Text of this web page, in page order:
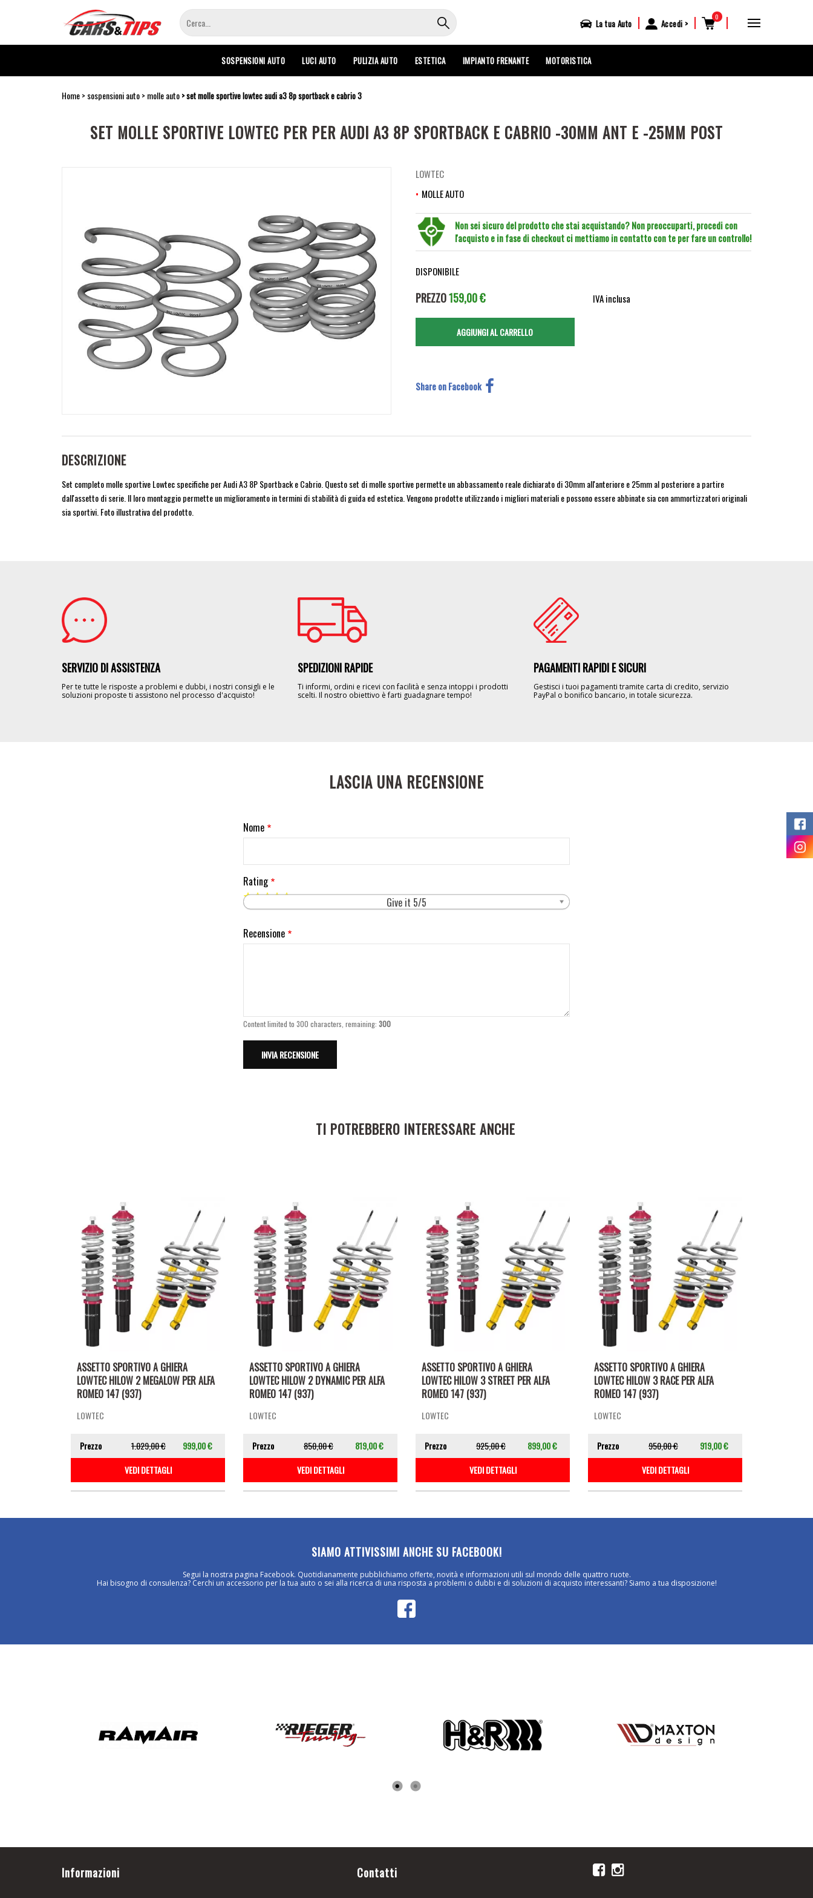
principale
La tua Auto | Accedi | 0 |
SOSPENSIONI AUTO LUCI AUTO PULIZIA AUTO ESTETICA IMPIANTO FRENANTE MOTORISTICA
Home sospensioni auto molle auto set molle sportive lowtec audi a3 8p sportback e cabrio 3
SET MOLLE SPORTIVE LOWTEC PER PER AUDI A3 8P SPORTBACK E CABRIO -30MM ANT E -25MM POST
LOWTEC
MOLLE AUTO
Non sei sicuro del prodotto che stai acquistando? Non preoccuparti, procedi con
l'acquisto e in fase di checkout ci mettiamo in contatto con te per fare un controllo!
DISPONIBILE
PREZZO159,00 € IVA inclusa
Share on Facebook
DESCRIZIONE
Set completo molle sportive Lowtec specifiche per Audi A3 8P Sportback e Cabrio. Questo set di molle sportive permette un abbassamento reale dichiarato di 30mm all'anteriore e 25mm al posteriore a partire
dall'assetto di serie. Il loro montaggio permette un miglioramento in termini di stabilità di guida ed estetica. Vengono prodotte utilizzando i migliori materiali e possono essere abbinate sia con ammortizzatori originali
sia sportivi. Foto illustrativa del prodotto.
Image
SERVIZIO DI ASSISTENZA
Per te tutte le risposte a problemi e dubbi, i nostri consigli e le
soluzioni proposte ti assistono nel processo d'acquisto!
Image
SPEDIZIONI RAPIDE
Ti informi, ordini e ricevi con facilità e senza intoppi i prodotti
scelti. Il nostro obiettivo è farti guadagnare tempo!
Image
PAGAMENTI RAPIDI E SICURI
Gestisci i tuoi pagamenti tramite carta di credito, servizio
PayPal o bonifico bancario, in totale sicurezza.
LASCIA UNA RECENSIONE
Nome
Rating
Give it 5/5
Recensione
Content limited to 300 characters, remaining: 300
TI POTREBBERO INTERESSARE ANCHE
ASSETTO SPORTIVO A GHIERA
LOWTEC HILOW 2 MEGALOW PER ALFA
ROMEO 147 (937)
LOWTEC
Prezzo 1.029,00 €
999,00 €
VEDI DETTAGLI
ASSETTO SPORTIVO A GHIERA
LOWTEC HILOW 2 DYNAMIC PER ALFA
ROMEO 147 (937)
LOWTEC
Prezzo 850,00 €
819,00 €
VEDI DETTAGLI
ASSETTO SPORTIVO A GHIERA
LOWTEC HILOW 3 STREET PER ALFA
ROMEO 147 (937)
LOWTEC
Prezzo 925,00 €
899,00 €
VEDI DETTAGLI
ASSETTO SPORTIVO A GHIERA
LOWTEC HILOW 3 RACE PER ALFA
ROMEO 147 (937)
LOWTEC
Prezzo 950,00 €
919,00 €
VEDI DETTAGLI
SIAMO ATTIVISSIMI ANCHE SU FACEBOOK!
Segui la nostra pagina Facebook. Quotidianamente pubblichiamo offerte, novità e informazioni utili sul mondo delle quattro ruote.
Hai bisogno di consulenza? Cerchi un accessorio per la tua auto o sei alla ricerca di una risposta a problemi o dubbi e di soluzioni di acquisto interessanti? Siamo a tua disposizione!
Informazioni Contatti